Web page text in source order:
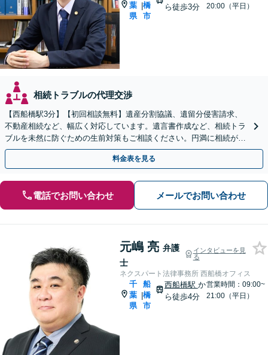
葉
県
|橋
市
ら徒歩3分
20:00（平日）
相続トラブルの代理交渉
【西船橋駅3分】【初回相談無料】遺産分割協議、遺留分侵害請求、
不動産相続など、幅広く対応しています。遺言書作成など、相続トラ
ブルを未然に防ぐための生前対策もご相談ください。円満に相続が終
えられるよう、全力でサポートいたします。
料金表を見る
電話でお問い合わせ メールでお問い合わせ
元嶋 亮 弁護
士
インタビューを見
る
ネクスパート法律事務所 西船橋オフィス
千
葉
県
|
船
橋
市
西船橋駅 か
ら徒歩4分
営業時間：09:00~
21:00（平日）